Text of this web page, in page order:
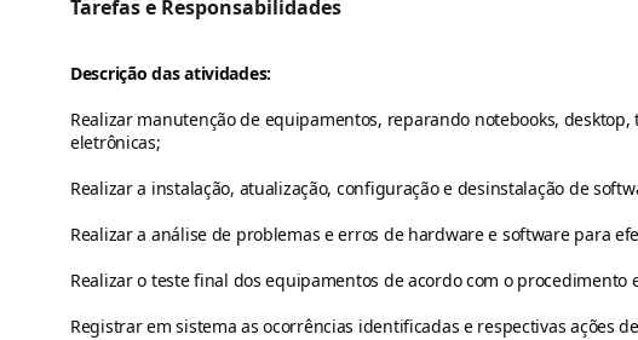
Tarefas e Responsabilidades
Descrição das atividades:
Realizar manutenção de equipamentos, reparando notebooks,
eletrônicas;
Realizar a instalação, atualização, configuração e desinstalação de
Realizar a análise de problemas e erros de hardware e software para
Realizar o teste final dos equipamentos de acordo com o procedimento
Registrar em sistema as ocorrências identificadas e respectivas ações